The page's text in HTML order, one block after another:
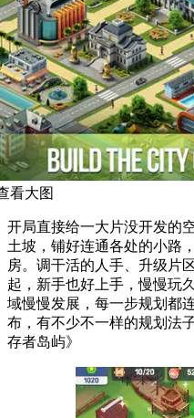
看大图
开局直接给一大片没开发的
土坡，铺好连通各处的小路
房。调干活的人手、升级片
起，新手也好上手，慢慢玩
域慢慢发展，每一步规划都
布，有不少不一样的规划法子，
存者岛屿》